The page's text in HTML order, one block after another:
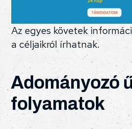
Az egyes követek
a céljaikról írhatnak.
Adományozó
folyamatok